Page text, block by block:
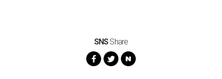
SNSShare